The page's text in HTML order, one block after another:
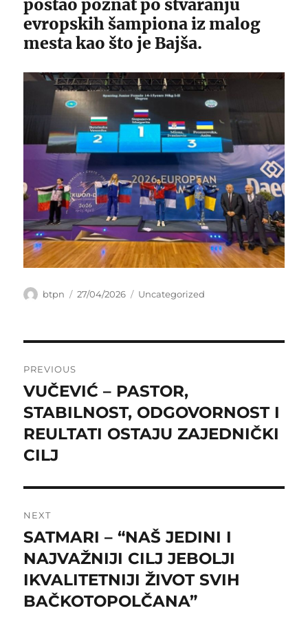
postao poznat po stvaranju
evropskih šampiona iz malog
mesta kao što je Bajša.
Author
btpn
Posted
27/04/2026 Categories
Uncategorized
navigation
PREVIOUS
Previous
post:
VUČEVIĆ – PASTOR,
STABILNOST, ODGOVORNOST I
REULTATI OSTAJU ZAJEDNIČKI
CILJ
NEXT
Next
post:
SATMARI – “NAŠ JEDINI I
NAJVAŽNIJI CILJ JEBOLJI
IKVALITETNIJI ŽIVOT SVIH
BAČKOTOPOLČANA”